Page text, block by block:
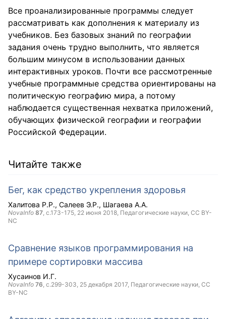
Все проанализированные программы следует
рассматривать как дополнения к материалу из
учебников. Без базовых знаний по географии
задания очень трудно выполнить, что является
большим минусом в использовании данных
интерактивных уроков. Почти все рассмотренные
учебные программные средства ориентированы на
политическую географию мира, а потому
наблюдается существенная нехватка приложений,
обучающих физической географии и географии
Российской Федерации.
Читайте также
Бег, как средство укрепления здоровья
Халитова Р.Р. Салеев Э.Р. Шагаева А.А.
NovaInfo 87 , с.173-175, 22 июня 2018 , Педагогические науки, CC BY-
NC
Сравнение языков программирования на
примере сортировки массива
Хусаинов И.Г.
NovaInfo 76 , с.299-303, 25 декабря 2017 , Педагогические науки, CC
BY-NC